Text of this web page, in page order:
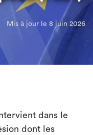
Mis à jour le 8 juin 2026
dans le
dont les